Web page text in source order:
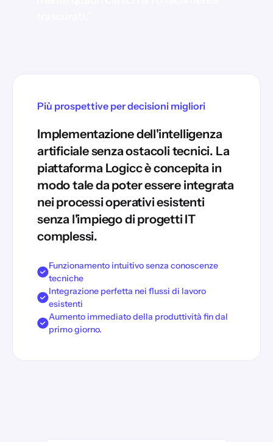
Più prospettive per decisioni migliori
Implementazione dell'intelligenza
artificiale senza ostacoli tecnici. La
piattaforma Logicc è concepita in
modo tale da poter essere integrata
nei processi operativi esistenti
senza l'impiego di progetti IT
complessi.
Funzionamento intuitivo senza conoscenze
tecniche
Integrazione perfetta nei flussi di lavoro
esistenti
Aumento immediato della produttività fin dal
primo giorno.